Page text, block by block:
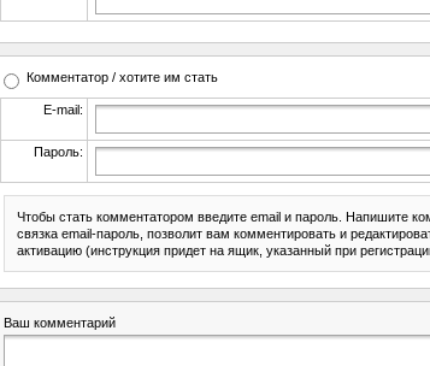
Комментатор / хотите им стать
E-mail:
Пароль:
Чтобы стать комментатором введите email и пароль. Напишите
связка email-пароль, позволит вам комментировать и
активацию (инструкция придет на ящик, указанный при
Ваш комментарий